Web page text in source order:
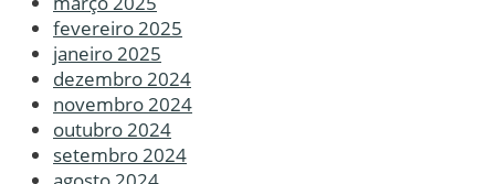
fevereiro 2025
janeiro 2025
dezembro 2024
novembro 2024
outubro 2024
setembro 2024